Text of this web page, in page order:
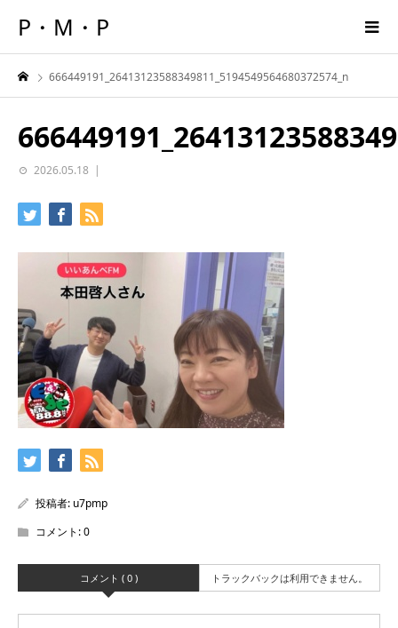
P・M・P
666449191_26413123588349811_5194549564680372574_n
2026.05.18
投稿者: u7pmp
コメント:0
コメント ( 0 ) トラックバックは利用できません。